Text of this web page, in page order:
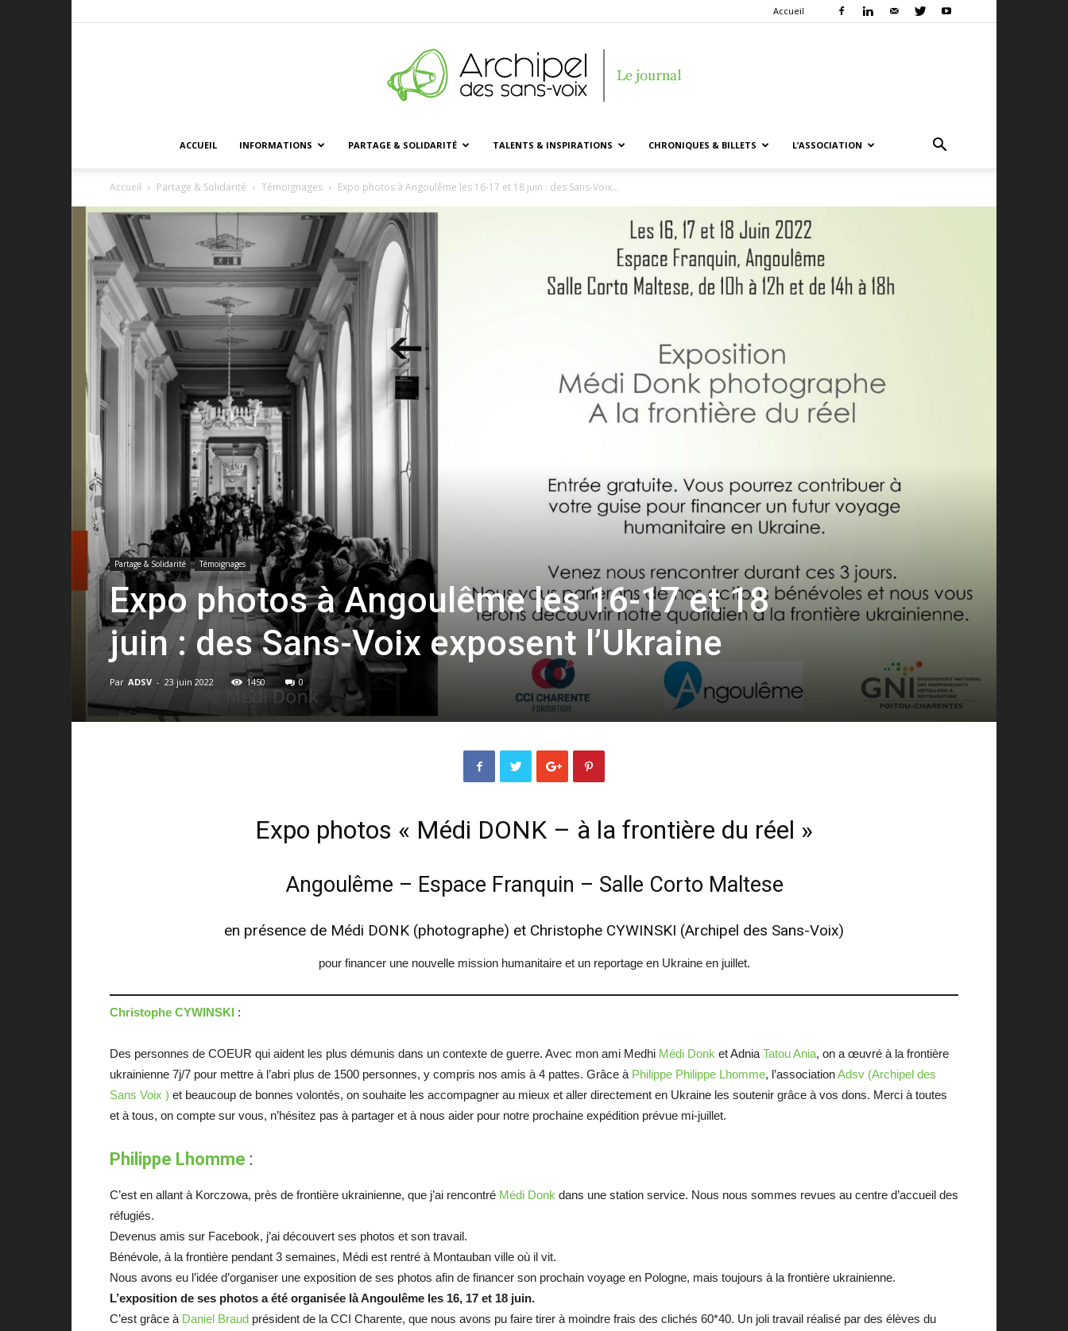
Accueil
ACCUEIL INFORMATIONS PARTAGE & SOLIDARITÉ TALENTS & INSPIRATIONS CHRONIQUES & BILLETS L’ASSOCIATION
Accueil Partage & Solidarité Témoignages Expo photos à Angoulême les 16-17 et 18 juin : des Sans-Voix...
Partage & Solidarité Témoignages
Expo photos à Angoulême les 16-17 et 18
juin : des Sans-Voix exposent l’Ukraine
Par ADSV - 23 juin 2022 1450 0
Expo photos « Médi DONK – à la frontière du réel »
Angoulême – Espace Franquin – Salle Corto Maltese
en présence de Médi DONK (photographe) et Christophe CYWINSKI (Archipel des Sans-Voix)
pour financer une nouvelle mission humanitaire et un reportage en Ukraine en juillet.
Christophe CYWINSKI :
Des personnes de COEUR qui aident les plus démunis dans un contexte de guerre. Avec mon ami Medhi Médi Donk et Adnia Tatou Ania, on a œuvré à la frontière
ukrainienne 7j/7 pour mettre à l’abri plus de 1500 personnes, y compris nos amis à 4 pattes. Grâce à Philippe Philippe Lhomme, l’associationAdsv (Archipel des
Sans Voix ) et beaucoup de bonnes volontés, on souhaite les accompagner au mieux et aller directement en Ukraine les soutenir grâce à vos dons. Merci à toutes
et à tous, on compte sur vous, n’hésitez pas à partager et à nous aider pour notre prochaine expédition prévue mi-juillet.
Philippe Lhomme :
C’est en allant à Korczowa, près de frontière ukrainienne, que j’ai rencontré Médi Donk dans une station service. Nous nous sommes revues au centre d’accueil des
réfugiés.
Devenus amis sur Facebook, j’ai découvert ses photos et son travail.
Bénévole, à la frontière pendant 3 semaines, Médi est rentré à Montauban ville où il vit.
Nous avons eu l’idée d’organiser une exposition de ses photos afin de financer son prochain voyage en Pologne, mais toujours à la frontière ukrainienne.
L’exposition de ses photos a été organisée là Angoulême les 16, 17 et 18 juin.
C’est grâce à Daniel Braud président de la CCI Charente, que nous avons pu faire tirer à moindre frais des clichés 60*40. Un joli travail réalisé par des élèves du